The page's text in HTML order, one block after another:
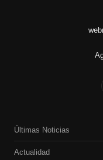
Últimas Noticias
Actualidad